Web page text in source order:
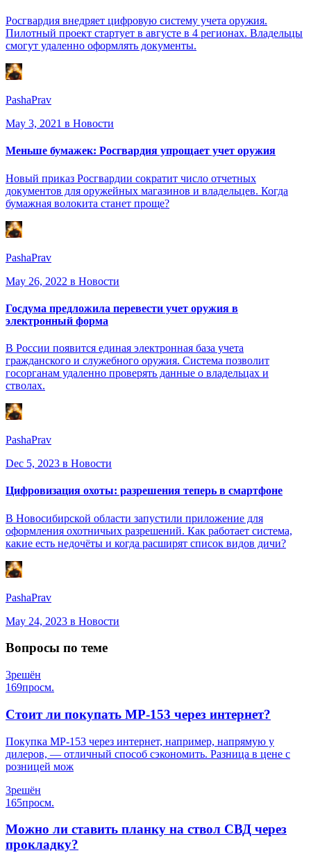
Росгвардия внедряет цифровую систему учета оружия.
Пилотный проект стартует в августе в 4 регионах. Владельцы
смогут удаленно оформлять документы.
PashaPrav
May 3, 2021 в Новости
Меньше бумажек: Росгвардия упрощает учет оружия
Новый приказ Росгвардии сократит число отчетных
документов для оружейных магазинов и владельцев. Когда
бумажная волокита станет проще?
PashaPrav
May 26, 2022 в Новости
Госдума предложила перевести учет оружия в
электронный форма
В России появится единая электронная база учета
гражданского и служебного оружия. Система позволит
госорганам удаленно проверять данные о владельцах и
стволах.
PashaPrav
Dec 5, 2023 в Новости
Цифровизация охоты: разрешения теперь в смартфоне
В Новосибирской области запустили приложение для
оформления охотничьих разрешений. Как работает система,
какие есть недочёты и когда расширят список видов дичи?
PashaPrav
May 24, 2023 в Новости
Вопросы по теме
3решён
169просм.
Стоит ли покупать МР-153 через интернет?
Покупка МР-153 через интернет, например, напрямую у
дилеров, — отличный способ сэкономить. Разница в цене с
розницей мож
3решён
165просм.
Можно ли ставить планку на ствол СВД через
прокладку?